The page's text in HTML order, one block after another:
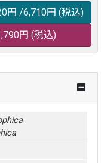
円 /6,710円 (税込)
円 (税込)